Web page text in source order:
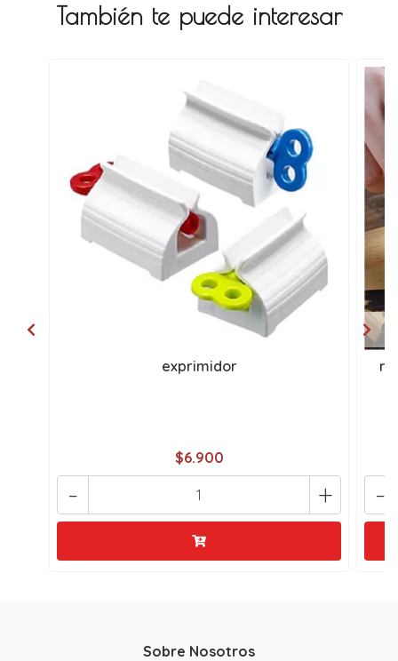
También te puede interesar
exprimidor
$6.900
+
- -
Sobre Nosotros